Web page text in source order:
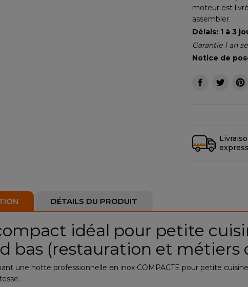
moteur est
assembler.
Délais: 1 à 3
Garantie 1 an
Notice de
express
DÉTAILS DU PRODUIT
idéal pour petite
bas (restauration et métiers
une hotte professionnelle en inox COMPACTE pour petite